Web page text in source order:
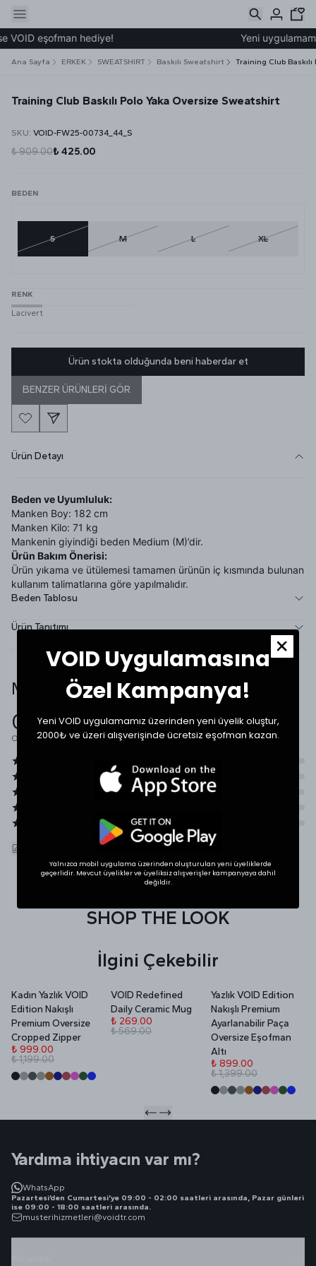
eşofman hediye! Yeni
Ana Sayfa ERKEK SWEATSHIRT Baskılı Sweatshirt Training Club
Training Club Baskılı Polo Yaka Oversize Sweatshirt
SKU: VOID-FW25-00734_44_S
₺ 909.00₺ 425.00
BEDEN
S M L XL
RENK
Lacivert
Ürün stokta olduğunda beni haberdar et
BENZER ÜRÜNLERİ GÖR
Ürün Detayı
Beden ve Uyumluluk:
Manken Boy: 182 cm
Manken Kilo: 71 kg
Mankenin giyindiği beden Medium (M)’dir.
Ürün Bakım Önerisi:
Ürün yıkama ve ütülemesi tamamen ürünün iç kısmında bulunan
kullanım talimatlarına göre yapılmalıdır.
Beden Tablosu
Ürün Tanıtımı
Müşteri Yorumları
0.0
Ortalama Puan
ÜRÜNÜ DEĞERLENDIR
SHOP THE LOOK
İlgini Çekebilir
Kadın Yazlık VOID
Edition Nakışlı
Premium Oversize
Cropped Zipper
₺ 999.00
₺ 1,199.00
VOID Redefined
Daily Ceramic Mug
₺ 269.00
₺ 569.00
Yazlık VOID Edition
Nakışlı Premium
Ayarlanabilir Paça
Oversize Eşofman
Altı
₺ 899.00
₺ 1,399.00
Yardıma ihtiyacın var mı?
WhatsApp
Pazartesi’den Cumartesi’ye 09:00 - 02:00 saatleri arasında, Pazar günleri
ise 09:00 - 18:00 saatleri arasında.
musterihizmetleri@voidtr.com
VOID Uygulamasına
Özel Kampanya!
Yeni VOID uygulamamız üzerinden yeni üyelik oluştur,
2000₺ ve üzeri alışverişinde ücretsiz eşofman kazan.
Yalnızca mobil uygulama üzerinden oluşturulan yeni üyeliklerde
geçerlidir. Mevcut üyelikler ve üyeliksiz alışverişler kampanyaya dahil
değildir.